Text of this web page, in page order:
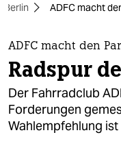
 taz
themen
politik
öko
gesellschaft
Berlin ADFC macht
ADFC macht den
Radspur
Der Fahrradclub
Forderungen
Wahlempfehlung